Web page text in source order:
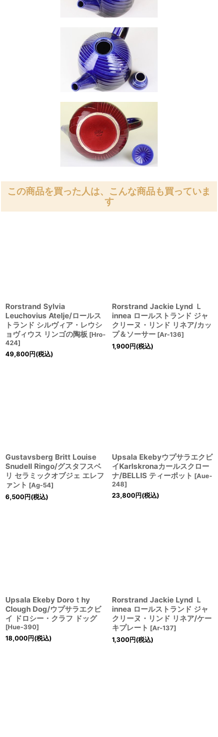
この商品を買った人は、こんな商品も買っていま
す
Rorstrand Sylvia
Leuchovius Atelje/ロールス
トランド シルヴィア・レウシ
ョヴィウス リンゴの陶板 [Hro-
424]
49,800円(税込)
Rorstrand Jackie Lynd Ｌ
innea ロールストランド ジャ
クリーヌ・リンド リネア/カッ
プ＆ソーサー [Ar-136]
1,900円(税込)
Gustavsberg Britt Louise
Snudell Ringo/グスタフスベ
リ セラミックオブジェ エレフ
ァント [Ag-54]
6,500円(税込)
Upsala Ekebyウプサラエクビ
イKarlskronaカールスクロー
ナ/BELLIS ティーポット [Aue-
248]
23,800円(税込)
Upsala Ekeby Doroｔhy
Clough Dog/ウプサラエクビ
イ ドロシー・クラフ ドッグ
[Hue-390]
18,000円(税込)
Rorstrand Jackie Lynd Ｌ
innea ロールストランド ジャ
クリーヌ・リンド リネア/ケー
キプレート [Ar-137]
1,300円(税込)